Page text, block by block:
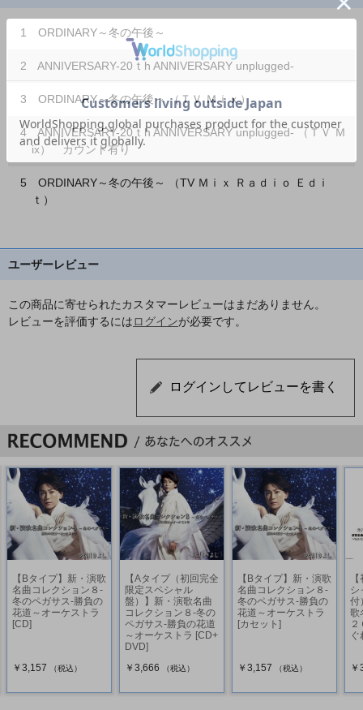
1 ORDINARY～冬の午後～
2 ANNIVERSARY-20ｔh ANNIVERSARY unplugged-
3 ORDINARY～冬の午後～ （ＴＶ Ｍｉｘ）
4 ANNIVERSARY-20ｔh ANNIVERSARY unplugged- （ＴＶ Ｍ
ix） カウント有り
5 ORDINARY～冬の午後～ （TV Ｍｉｘ Ｒａｄｉｏ Ｅｄｉ
ｔ）
ユーザーレビュー
この商品に寄せられたカスタマーレビューはまだありません。
レビューを評価するにはログインが必要です。
【Bタイプ】新・演歌
名曲コレクション８-
冬のペガサス-勝負の
花道～オーケストラ
[CD]
￥3,157 （税込）
【Aタイプ（初回完全
限定スペシャル
盤）】新・演歌名曲
コレクション８-冬の
ペガサス-勝負の花道
～オーケストラ [CD+
DVD]
￥3,666
（税込）
【Bタイプ】新・演歌
名曲コレクション８-
冬のペガサス-勝負の
花道～オーケストラ
[カセット]
￥3,157 （税込）
シ
付
歌